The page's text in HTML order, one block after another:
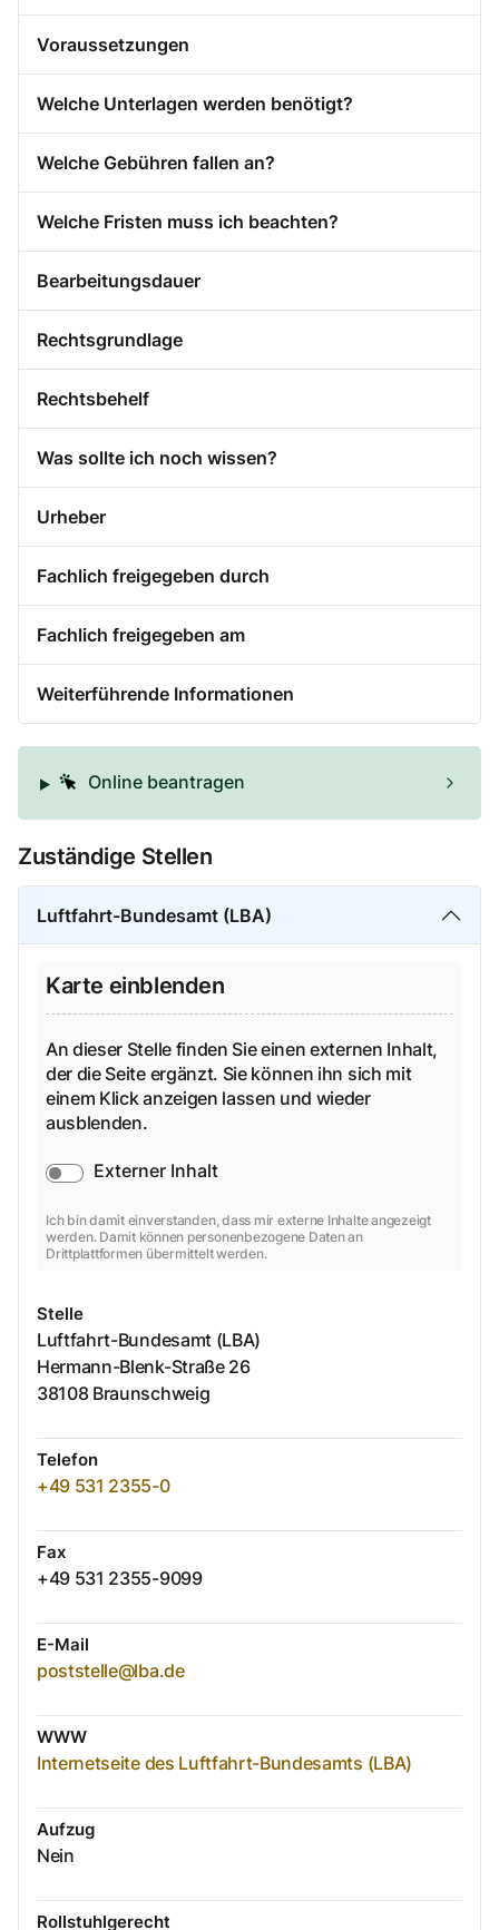
Voraussetzungen
Welche Unterlagen werden benötigt?
Welche Gebühren fallen an?
Welche Fristen muss ich beachten?
Bearbeitungsdauer
Rechtsgrundlage
Rechtsbehelf
Was sollte ich noch wissen?
Urheber
Fachlich freigegeben durch
Fachlich freigegeben am
Weiterführende Informationen
Online beantragen
Zuständige Stellen
Luftfahrt-Bundesamt (LBA)
Karte einblenden
An dieser Stelle finden Sie einen externen Inhalt,
der die Seite ergänzt. Sie können ihn sich mit
einem Klick anzeigen lassen und wieder
ausblenden.
Externer Inhalt
Ich bin damit einverstanden, dass mir externe Inhalte angezeigt
werden. Damit können personenbezogene Daten an
Drittplattformen übermittelt werden.
Stelle
Luftfahrt-Bundesamt (LBA)
Hermann-Blenk-Straße 26
38108 Braunschweig
Telefon
+49 531 2355-0
Fax
+49 531 2355-9099
E-Mail
poststelle@lba.de
WWW
Internetseite des Luftfahrt-Bundesamts (LBA)
Aufzug
Nein
Rollstuhlgerecht